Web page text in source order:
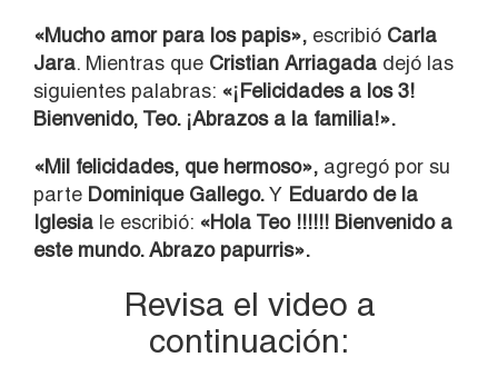
«Mucho amor para los papis», escribió Carla
Jara. Mientras que Cristian Arriagada dejó las
siguientes palabras: «¡Felicidades a los 3!
Bienvenido, Teo. ¡Abrazos a la familia!».
«Mil felicidades, que hermoso», agregó por su
parte Dominique Gallego.Y Eduardo de la
Iglesia le escribió: «Hola Teo !!!!!! Bienvenido a
este mundo. Abrazo papurris».
Revisa el video a
continuación: